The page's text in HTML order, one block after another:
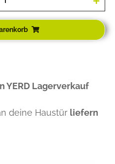
YERD Lagerverkauf
deine Haustür liefern